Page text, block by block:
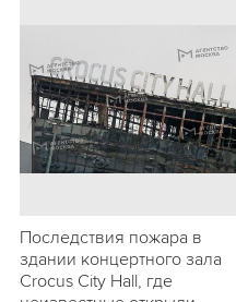
Последствия пожара в
здании концертного зала
Crocus City Hall, где